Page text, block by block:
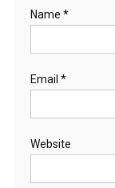
Name *
Email *
Website